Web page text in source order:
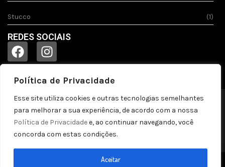
Política de Privacidade
Esse site utiliza cookies e outras tecnologias semelhantes
para melhorar a sua experiência, de acordo com a nossa
Política de Privacidadee, ao continuar navegando, você
concorda com estas condições.
Aceitar
Stucco (1)
REDES SOCIAIS
© 2023
Todos os direitos reservados!
Política de privacidade
by pontozap